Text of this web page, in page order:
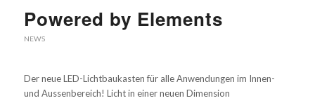
Powered by Elements
NEWS
Der neue LED-Lichtbaukasten für alle Anwendungen im Innen-
und Aussenbereich! Licht in einer neuen Dimension